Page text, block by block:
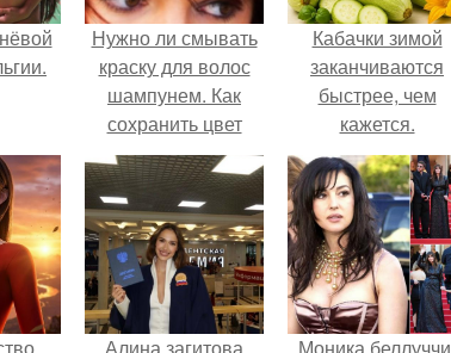
Нужно ли смывать
краску для волос
шампунем. Как
сохранить цвет
окрашенных волос
надолго – советы
Кабачки зимой
заканчиваются
быстрее, чем
кажется.